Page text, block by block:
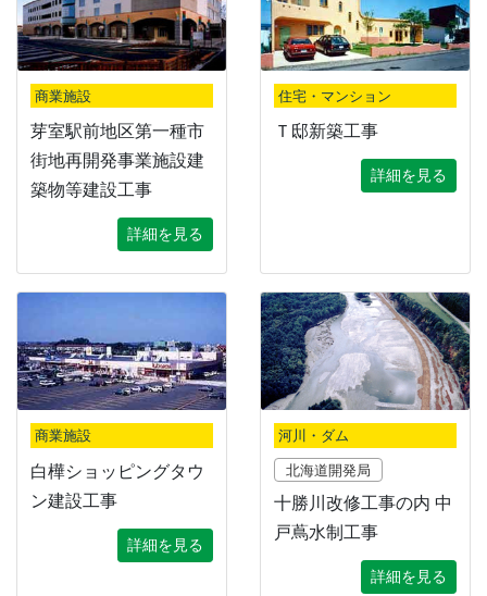
商業施設
芽室駅前地区第一種市
街地再開発事業施設建
築物等建設工事
詳細を見る
住宅・マンション
Ｔ邸新築工事
詳細を見る
商業施設
白樺ショッピングタウ
ン建設工事
詳細を見る
河川・ダム
北海道開発局
十勝川改修工事の内 中
戸蔦水制工事
詳細を見る